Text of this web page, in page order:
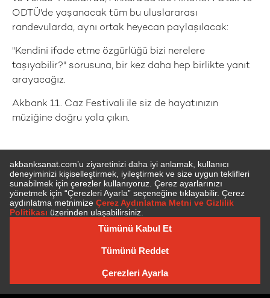
ODTÜ'de yaşanacak tüm bu uluslararası
randevularda, aynı ortak heyecan paylaşılacak:
"Kendini ifade etme özgürlüğü bizi nerelere
taşıyabilir?" sorusuna, bir kez daha hep birlikte yanıt
arayacağız.
Akbank 11. Caz Festivali ile siz de hayatınızın
müziğine doğru yola çıkın.